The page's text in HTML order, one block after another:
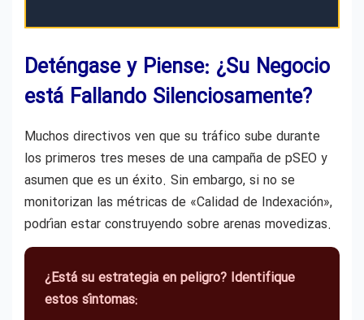
Deténgase y Piense: ¿Su Negocio
está Fallando Silenciosamente?
Muchos directivos ven que su tráfico sube durante
los primeros tres meses de una campaña de pSEO y
asumen que es un éxito. Sin embargo, si no se
monitorizan las métricas de «Calidad de Indexación»,
podrían estar construyendo sobre arenas movedizas.
¿Está su estrategia en peligro? Identifique
estos síntomas: